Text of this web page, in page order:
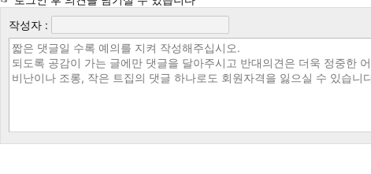
작성자 :